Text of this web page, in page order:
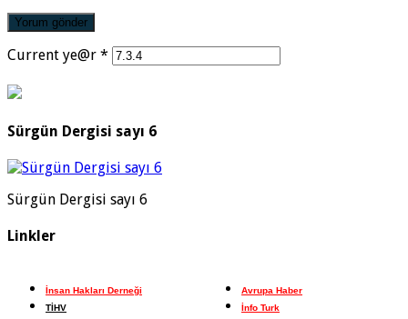
Current ye@r *
Sürgün Dergisi sayı 6
Sürgün Dergisi sayı 6
Linkler
İnsan Hakları Derneği
TİHV
Avrupa Haber
İnfo Turk